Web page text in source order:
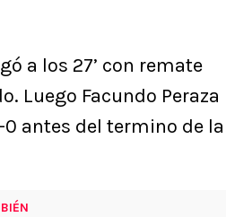
a los 27’ con remate
Luego Facundo Peraza
0 antes del termino de la